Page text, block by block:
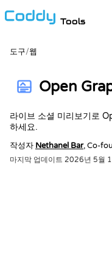
Tools
도구/웹
Open
라이브 소셜 미리보기로
하세요.
작성자 Nethanel Bar, Co-
마지막 업데이트 2026년 5월